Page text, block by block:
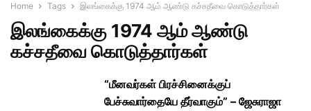
Home Tags இலங்கைக்கு 1974 ஆம் ஆண்டு கச்சதீவை கொடுத்தார்கள்
இலங்கைக்கு 1974 ஆம் ஆண்டு
கச்சதீவை கொடுத்தார்கள்
“மீனவர்கள் பிரச்சினைக்குப்
பேச்சுவார்தையே தீர்வாகும்” – ஜேசுராஜா